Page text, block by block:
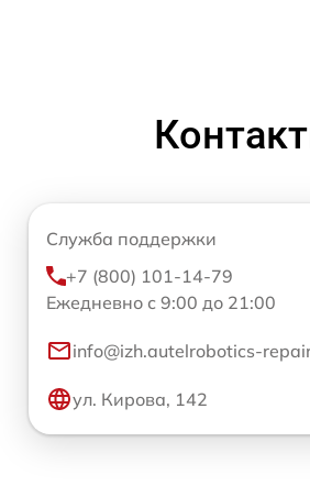
Служба поддержки
+7 (800) 101-14-79
Ежедневно с 9:00 до 21:00
info@izh.autelrobotics-
ул. Кирова, 142